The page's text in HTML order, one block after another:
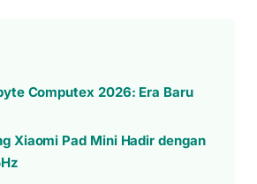
Computex 2026: Era Baru
Xiaomi Pad Mini Hadir dengan